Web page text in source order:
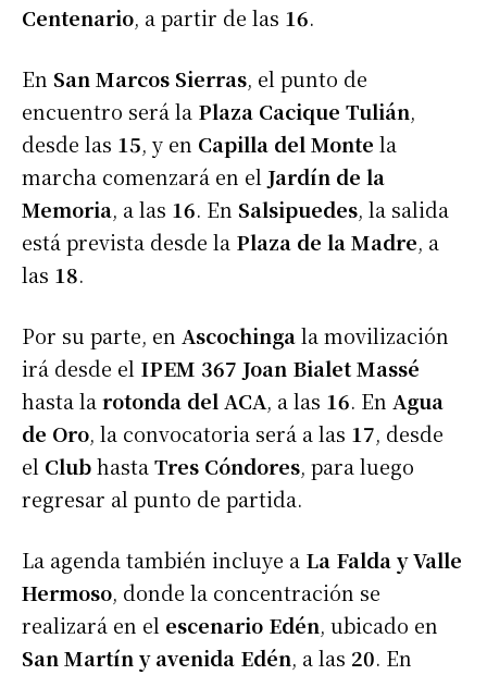
Centenario, a partir de las 16.
En San Marcos Sierras, el punto de
encuentro será la Plaza Cacique Tulián,
desde las 15, y en Capilla del Monte la
marcha comenzará en el Jardín de la
Memoria, a las 16. En Salsipuedes, la salida
está prevista desde la Plaza de la Madre, a
las 18.
Por su parte, en Ascochingala movilización
irá desde el IPEM 367 Joan Bialet Massé
hasta la rotonda del ACA, a las 16. En Agua
de Oro, la convocatoria será a las 17, desde
el Clubhasta Tres Cóndores, para luego
regresar al punto de partida.
La agenda también incluye a La Falda y Valle
Hermoso, donde la concentración se
realizará en el escenario Edén, ubicado en
San Martín y avenida Edén, a las 20. En